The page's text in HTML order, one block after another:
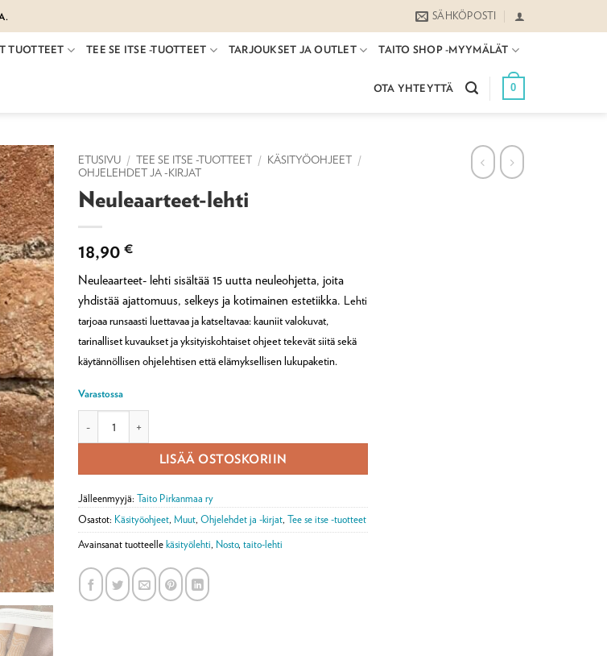
SÄHKÖPOSTI
TUOTTEET TEE SE ITSE -TUOTTEET TARJOUKSET JA OUTLET TAITO SHOP -MYYMÄLÄT
OTA YHTEYTTÄ 0
ETUSIVU / TEE SE ITSE -TUOTTEET / KÄSITYÖOHJEET /
OHJELEHDET JA -KIRJAT
Neuleaarteet-lehti
18,90 €
Neuleaarteet- lehti sisältää 15 uutta neuleohjetta, joita
yhdistää ajattomuus, selkeys ja kotimainen estetiikka. Lehti
tarjoaa runsaasti luettavaa ja katseltavaa: kauniit valokuvat,
tarinalliset kuvaukset ja yksityiskohtaiset ohjeet tekevät siitä sekä
käytännöllisen ohjelehtisen että elämyksellisen lukupaketin.
Varastossa
LISÄÄ OSTOSKORIIN
Jälleenmyyjä: Taito Pirkanmaa ry
Osastot: Käsityöohjeet, Muut, Ohjelehdet ja -kirjat, Tee se itse -tuotteet
Avainsanat tuotteelle käsityölehti, Nosto, taito-lehti